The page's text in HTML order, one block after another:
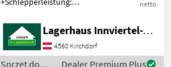
netto
ca. 100 PS bis weit über 200
PS +Mixerrohr-
Durchmesser: 140 mm
+Mixerwellen-Durchmesser
Lagerhaus Innviertel-Traunviertel-Urfahr eGen, Kirchdorf
4560 Kirchdorf
Sprzęt do
Dealer Premium Plus